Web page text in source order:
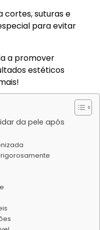
cortes, suturas e
para evitar
a promover
estéticos
da pele após